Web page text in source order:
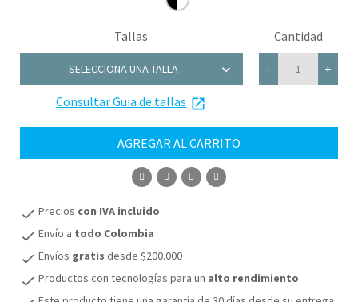
Tallas
SELECCIONA UNA TALLA chevron_right
XL
XXXL
Consultar Guia de tallas launch
Cantidad
- +
AGREGAR AL CARRITO
COMPRAR
check Precios con IVA incluido
check Envío a todo Colombia
check Envíos gratis desde $200.000
check Productos con tecnologías para un alto rendimiento